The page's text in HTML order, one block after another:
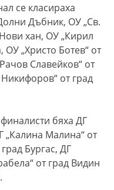
се класираха
Дъбник, ОУ „Св.
хан, ОУ „Кирил
ОУ „Христо Ботев“ от
Славейков“ от
от град
бяха ДГ
„Калина Малина“ от
Бургас, ДГ
от град Видин